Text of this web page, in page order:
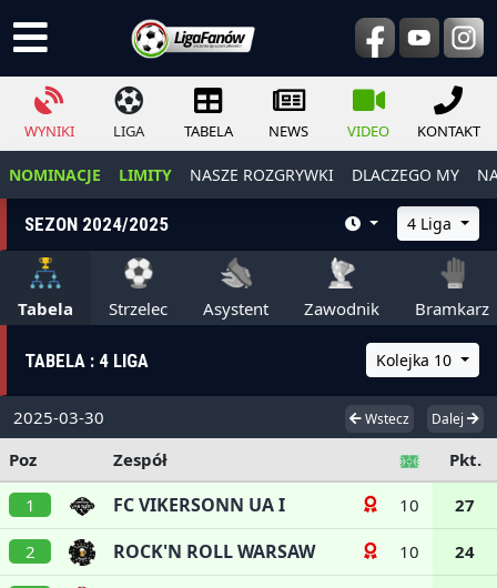
WYNIKI LIGA TABELA NEWS VIDEO KONTAKT
NOMINACJE LIMITY NASZE ROZGRYWKI DLACZEGO MY
SEZON 2024/2025 4 Liga
Tabela Strzelec Asystent Zawodnik Bramkarz
TABELA : 4 LIGA Kolejka 10
2025-03-30 Wstecz Dalej
Poz Zespół Pkt.
1 FC VIKERSONN UA I 10 27
2 ROCK'N ROLL WARSAW 10 24